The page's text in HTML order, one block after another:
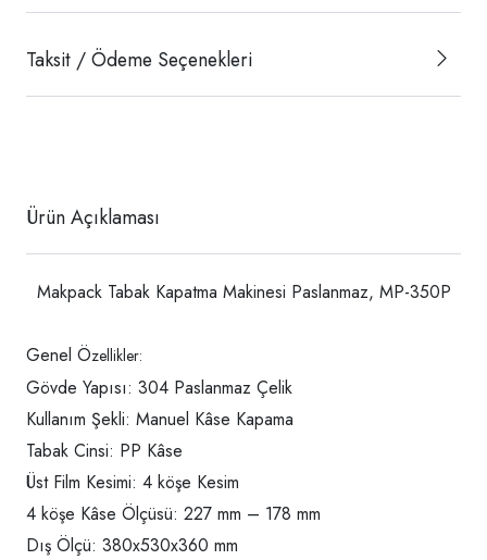
Taksit / Ödeme Seçenekleri
Ürün Açıklaması
Makpack Tabak Kapatma Makinesi Paslanmaz, MP-350P
Genel Özellikler:
Gövde Yapısı: 304 Paslanmaz Çelik
Kullanım Şekli: Manuel Kâse Kapama
Tabak Cinsi: PP Kâse
Üst Film Kesimi: 4 köşe Kesim
4 köşe Kâse Ölçüsü: 227 mm – 178 mm
Dış Ölçü: 380x530x360 mm